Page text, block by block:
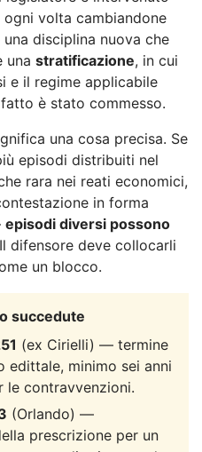
volta cambiandone
disciplina nuova che
una stratificazione, in cui
e il regime applicabile
è stato commesso.
una cosa precisa. Se
episodi distribuiti nel
rara nei reati economici,
in forma
episodi diversi possono
difensore deve collocarli
un blocco.
succedute
(ex Cirielli) — termine
edittale, minimo sei anni
contravvenzioni.
(Orlando) —
prescrizione per un